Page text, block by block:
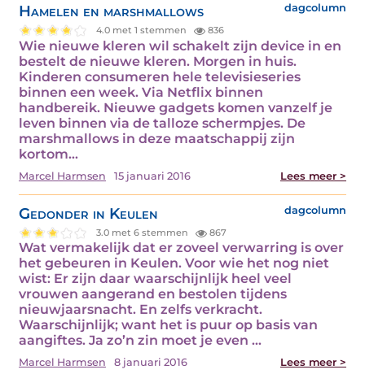
Hamelen en marshmallows dagcolumn
4.0 met 1 stemmen 836
Wie nieuwe kleren wil schakelt zijn device in en
bestelt de nieuwe kleren. Morgen in huis.
Kinderen consumeren hele televisieseries
binnen een week. Via Netflix binnen
handbereik. Nieuwe gadgets komen vanzelf je
leven binnen via de talloze schermpjes. De
marshmallows in deze maatschappij zijn
kortom...
Marcel Harmsen 15 januari 2016 Lees meer >
Gedonder in Keulen dagcolumn
3.0 met 6 stemmen 867
Wat vermakelijk dat er zoveel verwarring is over
het gebeuren in Keulen. Voor wie het nog niet
wist: Er zijn daar waarschijnlijk heel veel
vrouwen aangerand en bestolen tijdens
nieuwjaarsnacht. En zelfs verkracht.
Waarschijnlijk; want het is puur op basis van
aangiftes. Ja zo’n zin moet je even ...
Marcel Harmsen 8 januari 2016 Lees meer >